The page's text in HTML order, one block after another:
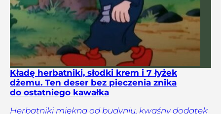
Kładę herbatniki, słodki krem i 7 łyżek
dżemu. Ten deser bez pieczenia znika
do ostatniego kawałka
Herbatniki miękną od budyniu, kwaśny dodatek